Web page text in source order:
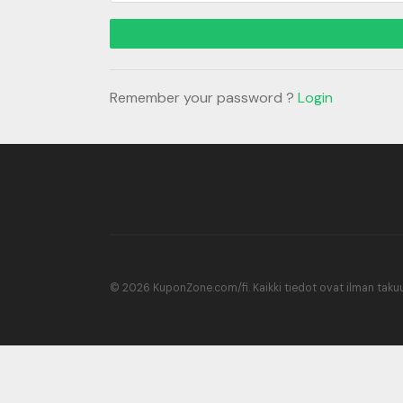
Remember your password ? Login
© 2026 KuponZone.com/fi. Kaikki tiedot ovat ilman